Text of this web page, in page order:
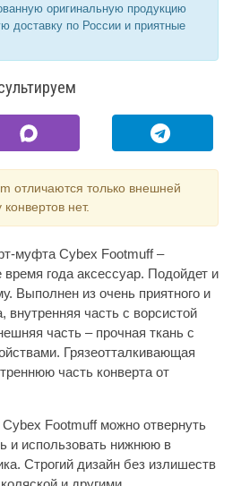
оригинальную продукцию
доставку по России и приятные
отличаются только внешней
нет.
муфта Cybex Footmuff –
года аксессуар. Подойдет и
Выполнен из очень приятного и
внутренняя часть с ворсистой
часть – прочная ткань с
Грязеотталкивающая
часть конверта от
Footmuff можно отвернуть
и использовать нижнюю в
Строгий дизайн без излишеств